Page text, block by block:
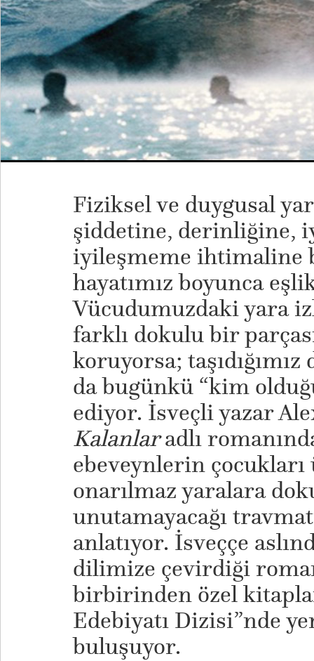
Fiziksel ve duygusal
şiddetine, derinliğine,
iyileşmeme ihtimaline
hayatımız boyunca
Vücudumuzdaki yara
farklı dokulu bir
koruyorsa;
da bugünkü “kim
ediyor. İsveçli yazar
Kalanlaradlı
ebeveynlerin çocukları
onarılmaz yaralara
unutamayacağı
anlatıyor. İsveççe
dilimize çevirdiği
birbirinden özel
Edebiyatı Dizisi”nde
buluşuyor.